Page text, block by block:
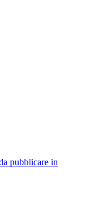
pubblicare in